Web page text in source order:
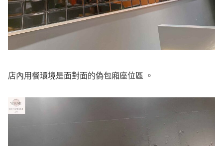
店內用餐環境是面對面的偽包廂座位區 。